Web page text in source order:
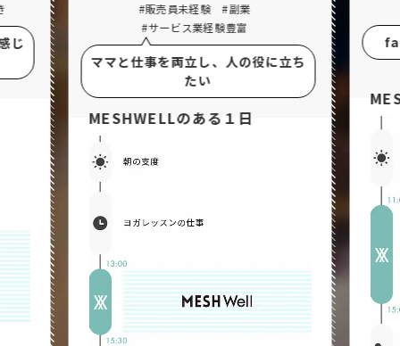
じ
#販売員未経験
#副業
#サービス業経験豊富
ママと仕事を両立し、人の役に立ち
たい
MESHWELLのある１日